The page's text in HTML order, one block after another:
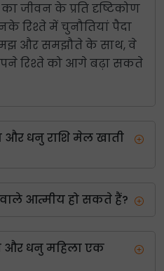
जीवन के प्रति दृष्टिकोण
रिश्ते में चुनौतियां पैदा
और समझौते के साथ, वे
रिश्ते को आगे बढ़ा सकते
और धनु राशि मेल खाती
आत्मीय हो सकते हैं?
और धनु महिला एक